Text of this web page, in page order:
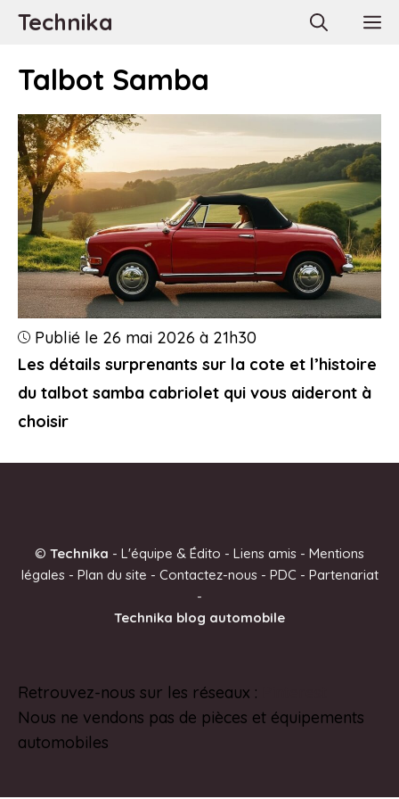
AllerTechnika
Talbot Samba
Les détails surprenants sur la cote et l’histoire
du talbot samba cabriolet qui vous aideront à
choisir
Publié le 26 mai 2026 à 21h30
© Technika - L'équipe & Édito - Liens amis - Mentions
légales- Plan du site - Contactez-nous- PDC - Partenariat
-
Technika blog automobile
Retrouvez-nous sur les réseaux :
Nous ne vendons pas de pièces et équipements
automobiles